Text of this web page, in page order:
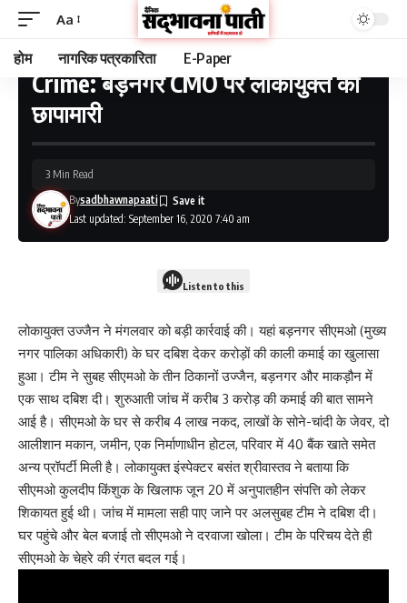
Aa
होम नागरिक पत्रकारिता E-Paper
Sadbhawna Paati - Indore News in hindi, Indore News Today >Crime: बड़नगर CMO पर लोकायुक्त की छापामारी
Crime: बड़नगर CMO पर लोकायुक्त की
छापामारी
Last updated: September 16, 2020 7:40 am
Bysadbhawnapaati
3 Min Read
Listen to this
लोकायुक्त उज्जैन ने मंगलवार को बड़ी कार्रवाई की। यहां बड़नगर सीएमओ (मुख्य
नगर पालिका अधिकारी) के घर दबिश देकर करोड़ों की काली कमाई का खुलासा
हुआ। टीम ने सुबह सीएमओ के तीन ठिकानों उज्जैन, बड़नगर और माकड़ौन में
एक साथ दबिश दी। शुरुआती जांच में करीब 3 करोड़ की कमाई की बात सामने
आई है। सीएमओ के घर से करीब 4 लाख नकद, लाखों के सोने-चांदी के जेवर, दो
आलीशान मकान, जमीन, एक निर्माणाधीन होटल, परिवार में 40 बैंक खाते समेत
अन्य प्रॉपर्टी मिली है। लोकायुक्त इंस्पेक्टर बसंत श्रीवास्तव ने बताया कि
सीएमओ कुलदीप किंशुक के खिलाफ जून 20 में अनुपातहीन संपत्ति को लेकर
शिकायत हुई थी। जांच में मामला सही पाए जाने पर अलसुबह टीम ने दबिश दी।
घर पहुंचे और बेल बजाई तो सीएमओ ने दरवाजा खोला। टीम के परिचय देते ही
सीएमओ के चेहरे की रंगत बदल गई।